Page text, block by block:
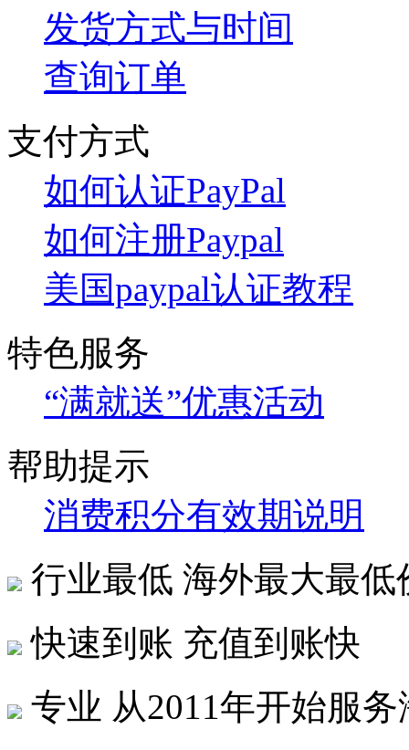
发货方式与时间
查询订单
支付方式
如何认证PayPal
如何注册Paypal
美国paypal认证教程
特色服务
“满就送”优惠活动
帮助提示
消费积分有效期说明
行业最低 海外最大最低
快速到账 充值到账快
专业 从2011年开始服